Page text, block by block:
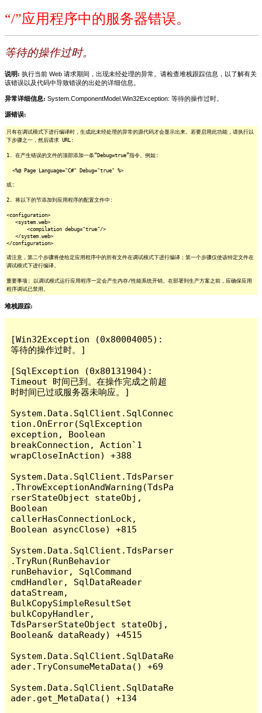
“/”应用程序中的服务器错误。
等待的操作过时。
说明: 执行当前 Web 请求期间，出现未经处理的异常。请检查堆栈跟踪信息，以了解有关
该错误以及代码中导致错误的出处的详细信息。
异常详细信息: System.ComponentModel.Win32Exception: 等待的操作过时。
源错误:
只有在调试模式下进行编译时，生成此未经处理的异常的源代码才会显示出来。若要启用此功能，请执行以
下步骤之一，然后请求 URL:
1. 在产生错误的文件的顶部添加一条“Debug=true”指令。例如:
<%@ Page Language="C#" Debug="true" %>
或:
2. 将以下的节添加到应用程序的配置文件中:
<configuration>
<system.web>
<compilation debug="true"/>
</system.web>
</configuration>
请注意，第二个步骤将使给定应用程序中的所有文件在调试模式下进行编译；第一个步骤仅使该特定文件在
调试模式下进行编译。
重要事项: 以调试模式运行应用程序一定会产生内存/性能系统开销。在部署到生产方案之前，应确保应用
程序调试已禁用。
堆栈跟踪:
[Win32Exception (0x80004005):
等待的操作过时。]
[SqlException (0x80131904):
Timeout 时间已到。在操作完成之前超
时时间已过或服务器未响应。]
System.Data.SqlClient.SqlConnec
tion.OnError(SqlException
exception, Boolean
breakConnection, Action`1
wrapCloseInAction) +388
System.Data.SqlClient.TdsParser
.ThrowExceptionAndWarning(TdsPa
rserStateObject stateObj,
Boolean
callerHasConnectionLock,
Boolean asyncClose) +815
System.Data.SqlClient.TdsParser
.TryRun(RunBehavior
runBehavior, SqlCommand
cmdHandler, SqlDataReader
dataStream,
BulkCopySimpleResultSet
bulkCopyHandler,
TdsParserStateObject stateObj,
Boolean& dataReady) +4515
System.Data.SqlClient.SqlDataRe
ader.TryConsumeMetaData() +69
System.Data.SqlClient.SqlDataRe
ader.get_MetaData() +134